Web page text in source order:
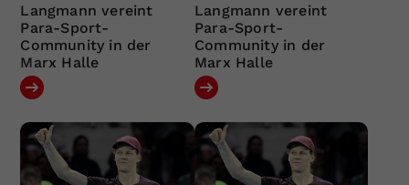
Langmann vereint
Para-Sport-
Community in der
Marx Halle
Langmann vereint
Para-Sport-
Community in der
Marx Halle